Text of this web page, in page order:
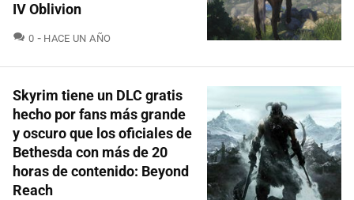
IV Oblivion
0 COMENTARIOS
HACE UN AÑO
Skyrim tiene un DLC gratis
hecho por fans más grande
y oscuro que los oficiales de
Bethesda con más de 20
horas de contenido: Beyond
Reach